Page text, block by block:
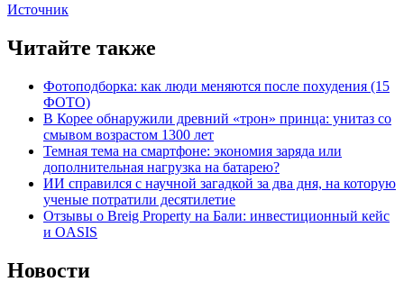
Источник
Читайте также
Фотоподборка: как люди меняются после похудения (15
ФОТО)
В Корее обнаружили древний «трон» принца: унитаз со
смывом возрастом 1300 лет
Темная тема на смартфоне: экономия заряда или
дополнительная нагрузка на батарею?
ИИ справился с научной загадкой за два дня, на которую
ученые потратили десятилетие
Отзывы о Breig Property на Бали: инвестиционный кейс
и OASIS
Новости